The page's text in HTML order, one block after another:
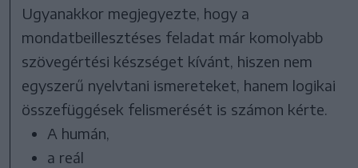
Ugyanakkor megjegyezte, hogy a
mondatbeillesztéses feladat már komolyabb
szövegértési készséget kívánt, hiszen nem
egyszerű nyelvtani ismereteket, hanem logikai
összefüggések felismerését is számon kérte.
A humán,
a reál